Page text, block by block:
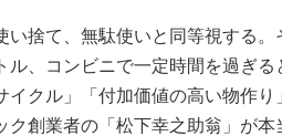
捨て、無駄使いと同等視する
ル、コンビニで一定時間を過ぎ
イクル」「付加価値の高い物作
創業者の「松下幸之助翁」が